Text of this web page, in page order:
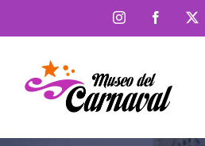
InstagramFacebook